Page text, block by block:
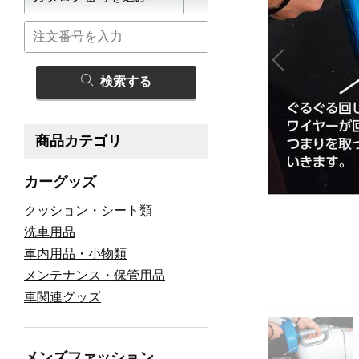
検索する
商品カテゴリ
カーグッズ
クッション・シート類
洗車用品
車内用品・小物類
メンテナンス・保管用品
車関連グッズ